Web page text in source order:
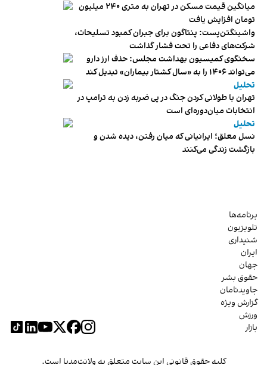
میانگین قیمت مسکن در تهران به متری ۲۴۰ میلیون
تومان افزایش یافت
واشینگتن‌پست: پنتاگون برای جبران کمبود تسلیحات،
شرکت‌های دفاعی را تحت فشار گذاشت
سخنگوی کمیسیون بهداشت مجلس: حذف ارز دارو
می‌تواند ۱۴۰۶ را به «سال کشتار بیماران» تبدیل کند
تحلیل
تهران با طولانی کردن جنگ در پی ضربه زدن به ترامپ در
انتخابات میان‌دوره‌ای است
تحلیل
نسل معلق؛ ایرانیانی که میان رفتن، دیده شدن و
بازگشت زندگی می‌کنند
برنامه‌ها
تلویزیون
شنیداری
ایران
جهان
حقوق بشر
جاویدنامان
گزارش ویژه
ورزش
بازار
کلیه حقوق قانونی این سایت متعلق به ولانت‌مدیا است.